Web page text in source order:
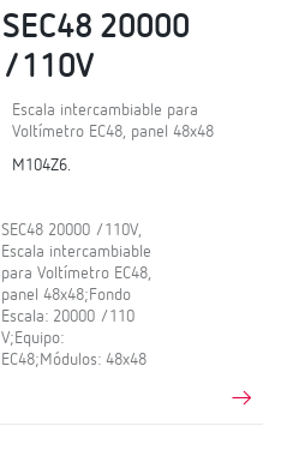
SEC48 20000
/110V
Escala intercambiable para
Voltímetro EC48, panel 48x48
M104Z6.
SEC48 20000 /110V,
Escala intercambiable
para Voltímetro EC48,
panel 48x48;Fondo
Escala: 20000 /110
V;Equipo:
EC48;Módulos: 48x48